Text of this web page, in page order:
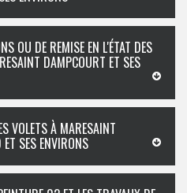
OU DE REMISE EN L'ÉTAT DES
DAMPCOURT ET SES
VOLETS À MARESAINT
SES ENVIRONS